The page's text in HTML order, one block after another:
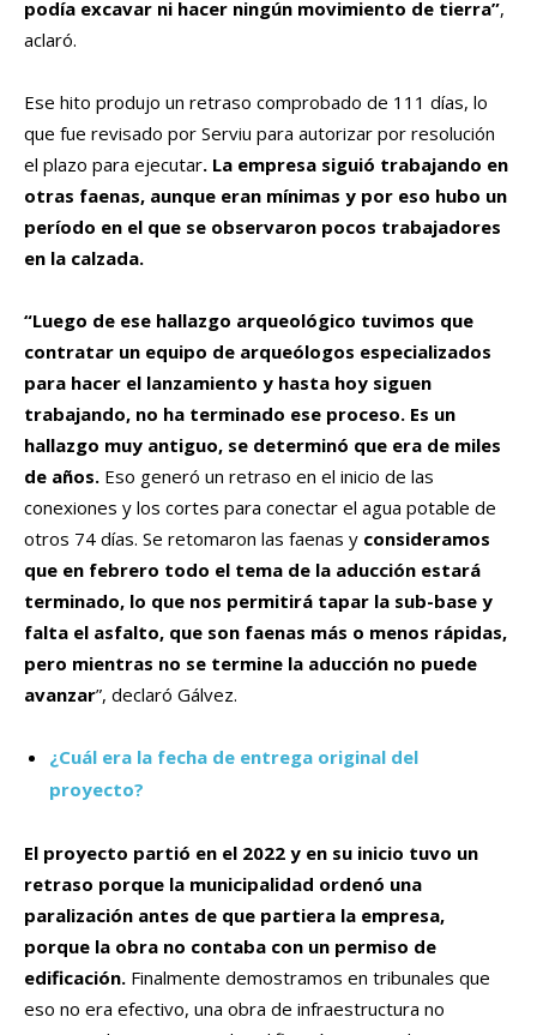
podía excavar ni hacer ningún movimiento de tierra”,
aclaró.
Ese hito produjo un retraso comprobado de 111 días, lo
que fue revisado por Serviu para autorizar por resolución
el plazo para ejecutar. La empresa siguió trabajando en
otras faenas, aunque eran mínimas y por eso hubo un
período en el que se observaron pocos trabajadores
en la calzada.
“Luego de ese hallazgo arqueológico tuvimos que
contratar un equipo de arqueólogos especializados
para hacer el lanzamiento y hasta hoy siguen
trabajando, no ha terminado ese proceso. Es un
hallazgo muy antiguo, se determinó que era de miles
de años. Eso generó un retraso en el inicio de las
conexiones y los cortes para conectar el agua potable de
otros 74 días. Se retomaron las faenas y consideramos
que en febrero todo el tema de la aducción estará
terminado, lo que nos permitirá tapar la sub-base y
falta el asfalto, que son faenas más o menos rápidas,
pero mientras no se termine la aducción no puede
avanzar”, declaró Gálvez.
¿Cuál era la fecha de entrega original del
proyecto?
El proyecto partió en el 2022 y en su inicio tuvo un
retraso porque la municipalidad ordenó una
paralización antes de que partiera la empresa,
porque la obra no contaba con un permiso de
edificación. Finalmente demostramos en tribunales que
eso no era efectivo, una obra de infraestructura no